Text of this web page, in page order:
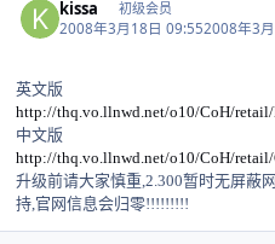
kissa 初级会员
2008年3月18日 09:552008年3
英文版
http://thq.vo.llnwd.net/o10/CoH/retail/
中文版
http://thq.vo.llnwd.net/o10/CoH/retail/
升级前请大家慎重,2.300暂时无屏蔽
持,官网信息会归零!!!!!!!!!